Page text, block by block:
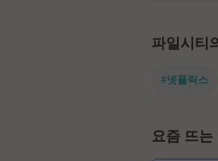
파일시티
#넷플릭스
요즘 뜨는